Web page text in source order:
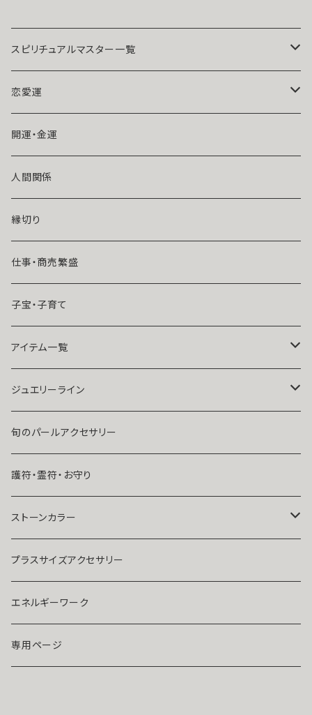
好かれる 気持ちを繋ぎ止める
ン パワーストーン ストラップ 叶
う 魔術アクセサリー 成就 恋愛
功 出世 お守り 御守り おまじな
スピリチュアルマスター一覧
魔術師アリエル
悪魔術師べリアル
風水師さくら
魔術師恋雪
魔術師N.Kelly
魔術師Sara Serendipity
祈祷師澪央
ユタ玉城陽
恋愛運
片思い
ライバルの居る恋（略奪したい）
年齢差のある恋（年上・年下）
マンネリ気味の恋
遠距離
復縁したい・取り戻したい愛情
人に言えない関係
出会いが欲しい
結婚したい
人気運・モテる
開運・金運
人間関係
縁切り
仕事・商売繁盛
子宝・子育て
アイテム一覧
ネックレス
ブレスレット・アンクレット
リング
イヤリング・ピアス
ストラップ・キーホルダー
マスクピアス
ブローチ
ジュエリーライン
Ｋ１０
K１４
Ｋ１８
プラチナ
ダイヤモンド
モアサナイト
旬のパールアクセサリー
護符・霊符・お守り
ストーンカラー
クリア
ブルー
レッド
プラスサイズアクセサリー
エネルギーワーク
専用ページ